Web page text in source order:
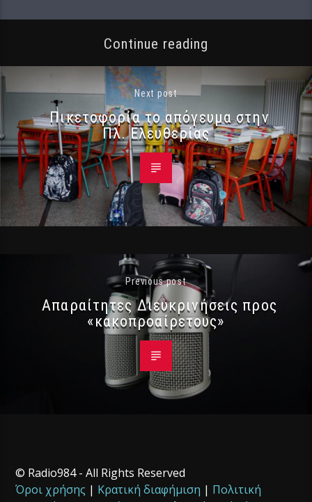
Continue reading
Next post
Πικετοφορία το απόγευμα στην
Πλ. Ελευθερίας
Previous post
Απαραίτητες Διευκρινήσεις προς
«κακοπροαίρετους»
© Radio984 - All Rights Reserved
Όροι χρήσης | Κρατική διαφήμιση | Πολιτική